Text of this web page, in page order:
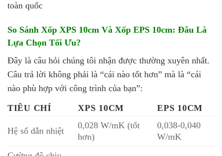
toàn quốc
So Sánh Xốp XPS 10cm Và Xốp EPS 10cm: Đâu Là
Lựa Chọn Tối Ưu?
Đây là câu hỏi chúng tôi nhận được thường xuyên nhất.
Câu trả lời không phải là “cái nào tốt hơn” mà là “cái
nào phù hợp với công trình của bạn”:
TIÊU CHÍ
XPS 10CM EPS 10CM
Hệ số dẫn nhiệt
0,028 W/mK (tốt
hơn)
0,038-0,040
W/mK